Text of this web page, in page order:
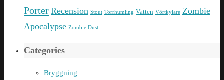
Porter Recension Stout Torrhumling Vatten Vörtkylare Zombie
Apocalypse Zombie Dust
Categories
Bryggning